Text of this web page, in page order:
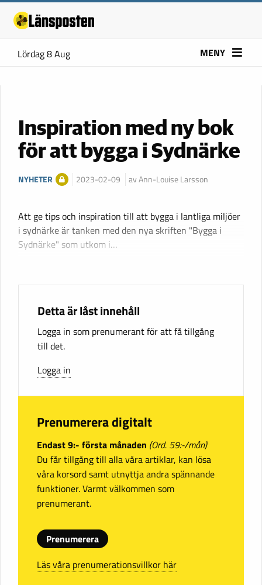
Lördag 8 Aug MENY
Inspiration med ny bok
för att bygga i Sydnärke
NYHETER 2023-02-09 av Ann-Louise Larsson
Att ge tips och inspiration till att bygga i lantliga miljöer
i sydnärke är tanken med den nya skriften "Bygga i
Sydnärke" som utkom i…
Detta är låst innehåll
Logga in som prenumerant för att få tillgång
till det.
Logga in
Prenumerera digitalt
Endast 9:- första månaden (Ord. 59:-/mån)
Du får tillgång till alla våra artiklar, kan lösa
våra korsord samt utnyttja andra spännande
funktioner. Varmt välkommen som
prenumerant.
Prenumerera
Läs våra prenumerationsvillkor här